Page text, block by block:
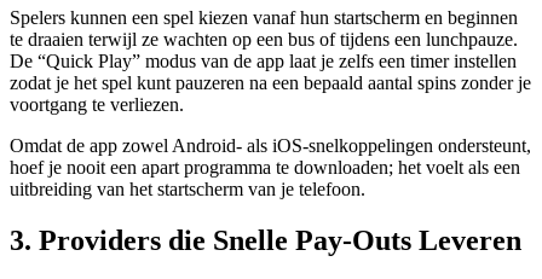
Spelers kunnen een spel kiezen vanaf hun startscherm en beginnen
te draaien terwijl ze wachten op een bus of tijdens een lunchpauze.
De “Quick Play” modus van de app laat je zelfs een timer instellen
zodat je het spel kunt pauzeren na een bepaald aantal spins zonder je
voortgang te verliezen.
Omdat de app zowel Android- als iOS-snelkoppelingen ondersteunt,
hoef je nooit een apart programma te downloaden; het voelt als een
uitbreiding van het startscherm van je telefoon.
3. Providers die Snelle Pay‑Outs Leveren